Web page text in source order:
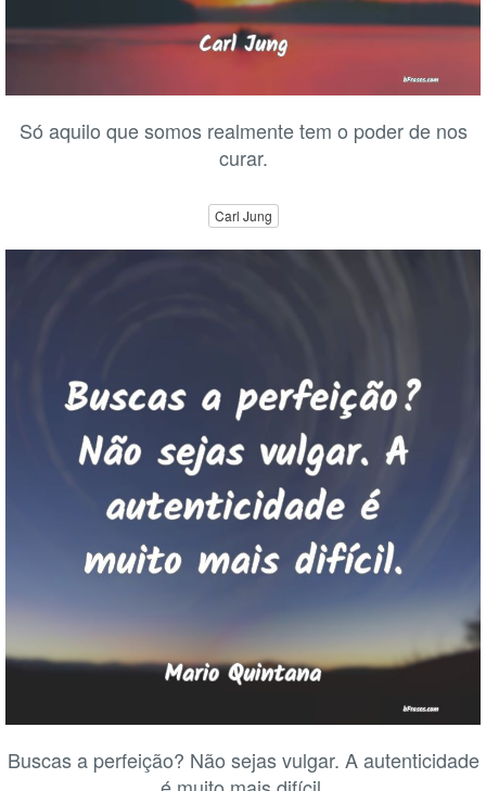
Só aquilo que somos realmente tem o poder de nos
curar.
Carl Jung
Buscas a perfeição? Não sejas vulgar. A autenticidade